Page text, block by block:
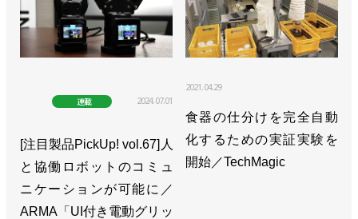
>>i³-Mechatronicsを実現するコントローラーソリュ
ーションを展開／安川電機
>>【新春特別インタビュー】ロボット市場は次のス
テージへ 本気で未自動化領域に挑む／安川電機
>>[2023国際ロボット展リポートvol.7]次世代ロボッ
ト発売、メイン展示は具体性増す／安川電機
連載 2024.07.01
[注目製品PickUp! vol.67]人
と協働ロボットのコミュ
ニケーションが可能に／
ARMA「UI付き電動グリッ
2021.04.29
食器の仕分けを完全自動
化するための実証実験を
開始／TechMagic